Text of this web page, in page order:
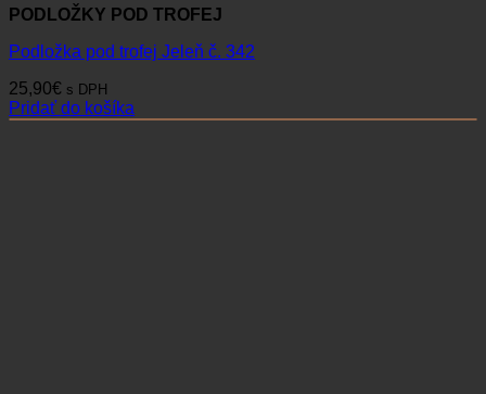
PODLOŽKY POD TROFEJ
Podložka pod trofej Jeleň č. 342
25,90€ s DPH
Pridať do košíka